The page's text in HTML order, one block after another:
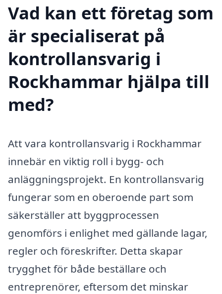
Vad kan ett företag som
är specialiserat på
kontrollansvarig i
Rockhammar hjälpa till
med?
Att vara kontrollansvarig i Rockhammar
innebär en viktig roll i bygg- och
anläggningsprojekt. En kontrollansvarig
fungerar som en oberoende part som
säkerställer att byggprocessen
genomförs i enlighet med gällande lagar,
regler och föreskrifter. Detta skapar
trygghet för både beställare och
entreprenörer, eftersom det minskar